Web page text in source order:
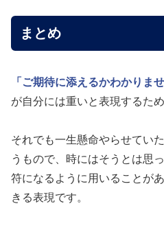
まとめ
「ご期待に添えるかわかりませ
が自分には重いと表現するた
それでも一生懸命やらせてい
うもので、時にはそうとは思
符になるように用いることが
きる表現です。